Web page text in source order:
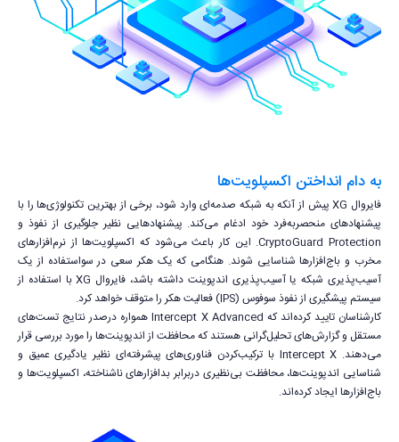
به دام انداختن اکسپلویت‌ها
فایروال XG پیش از آنکه به شبکه صدمه‌ای وارد شود، برخی از بهترین تکنولوژی‌ها را با
پیشنهادهای منحصربه‌فرد خود ادغام می‌کند. پیشنهادهایی نظیر جلوگیری از نفوذ و
CryptoGuard Protection. این کار باعث می‌شود که اکسپلویت‌ها از نرم‌افزارهای
مخرب و باج‌افزارها شناسایی شوند. هنگامی که یک هکر سعی در سواستفاده از یک
آسیب‌پذیری شبکه یا آسیب‌پذیری اندپوینت داشته باشد، فایروال XG با استفاده از
سیستم پیشگیری از نفوذ سوفوس (IPS) فعالیت هکر را متوقف خواهد کرد.
کارشناسان تایید کرده‌اند که Intercept X Advanced همواره درصدر نتایج تست‌های
مستقل و گزارش‌های تحلیل‌گرانی هستند که محافظت از اندپوینت‌ها را مورد بررسی قرار
می‌دهند. Intercept X با ترکیب‌کردن فناوری‌های پیشرفته‌ای نظیر یادگیری عمیق و
شناسایی اندپوینت‌ها، محافظت بی‌نظیری دربرابر بدافزارهای ناشناخته، اکسپلویت‌ها و
باج‌افزارها ایجاد کرده‌اند.